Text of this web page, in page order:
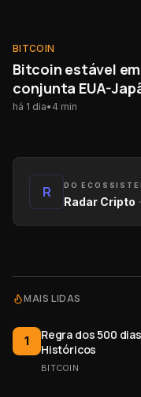
BITCOIN
BITCOIN
Bitcoin estável
conjunta EUA-
há 1 dia• 4 min
R DO
Radar Cripto ·
MAIS LIDAS
1
Regra dos 500
Históricos
BITCOIN